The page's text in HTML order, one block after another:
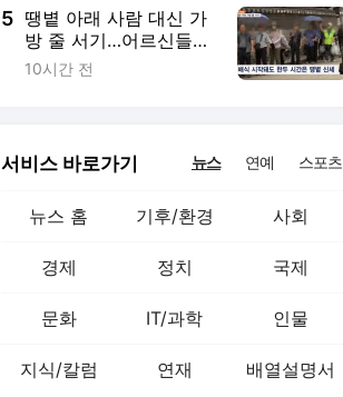
5 땡볕 아래 사람 대신 가
방 줄 서기…어르신들의
힘겨운 한 끼 기다림
10시간 전
서비스 바로가기 뉴스 연예 스포츠
뉴스 홈 기후/환경 사회
경제 정치 국제
문화 IT/과학 인물
지식/칼럼 연재 배열설명서